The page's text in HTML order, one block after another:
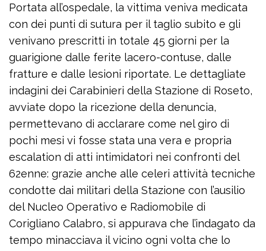
Portata all’ospedale, la vittima veniva medicata
con dei punti di sutura per il taglio subito e gli
venivano prescritti in totale 45 giorni per la
guarigione dalle ferite lacero-contuse, dalle
fratture e dalle lesioni riportate. Le dettagliate
indagini dei Carabinieri della Stazione di Roseto,
avviate dopo la ricezione della denuncia,
permettevano di acclarare come nel giro di
pochi mesi vi fosse stata una vera e propria
escalation di atti intimidatori nei confronti del
62enne: grazie anche alle celeri attività tecniche
condotte dai militari della Stazione con l’ausilio
del Nucleo Operativo e Radiomobile di
Corigliano Calabro, si appurava che l’indagato da
tempo minacciava il vicino ogni volta che lo